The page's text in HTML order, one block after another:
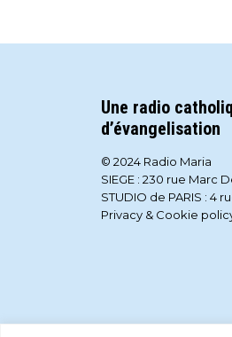
Une radio
d’évangelisation
© 2024 Radio Maria
SIEGE : 230 rue Marc
STUDIO de PARIS : 4
Privacy & Cookie